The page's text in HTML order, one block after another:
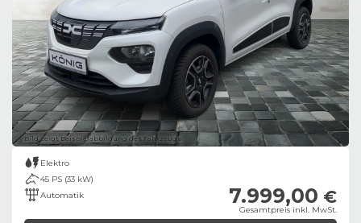
Bild zeigt Beispielabbildung des Fahrzeugs
Elektro
45 PS (33 kW)
Automatik
7.999,00 €
Gesamtpreis inkl. MwSt.